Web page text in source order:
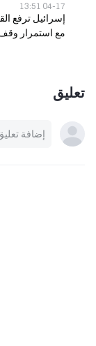
04-17 13:51
إسرائيل ترفع
مع استمرار وقف
تعليق